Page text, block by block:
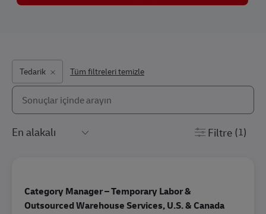
Tedarik Tüm filtreleri temizle
the results are updated
Aşağıdaki listeden arayın
Filtre (1)
Category Manager – Temporary Labor &
Outsourced Warehouse Services, U.S. & Canada